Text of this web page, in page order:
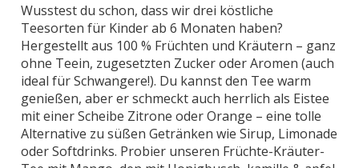
Wusstest du schon, dass wir drei köstliche
Teesorten für Kinder ab 6 Monaten haben?
Hergestellt aus 100 % Früchten und Kräutern – ganz
ohne Teein, zugesetzten Zucker oder Aromen (auch
ideal für Schwangere!). Du kannst den Tee warm
genießen, aber er schmeckt auch herrlich als Eistee
mit einer Scheibe Zitrone oder Orange – eine tolle
Alternative zu süßen Getränken wie Sirup, Limonade
oder Softdrinks. Probier unseren Früchte-Kräuter-